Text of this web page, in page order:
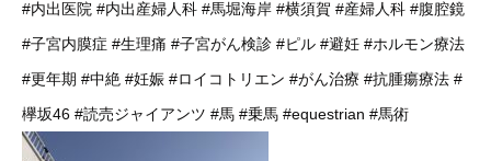
#内出医院 #内出産婦人科 #馬堀海岸 #横須賀 #産婦人科 #腹腔鏡
#子宮内膜症 #生理痛 #子宮がん検診 #ピル #避妊 #ホルモン療法
#更年期 #中絶 #妊娠 #ロイコトリエン #がん治療 #抗腫瘍療法 #
欅坂46 #読売ジャイアンツ #馬 #乗馬 #equestrian #馬術